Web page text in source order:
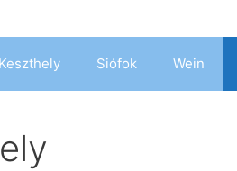
Keszthely Siófok Wein